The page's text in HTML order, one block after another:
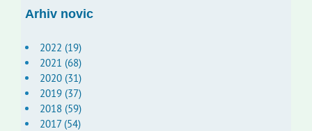
Arhiv novic
2022 (19)
2021 (68)
2020 (31)
2019 (37)
2018 (59)
2017 (54)